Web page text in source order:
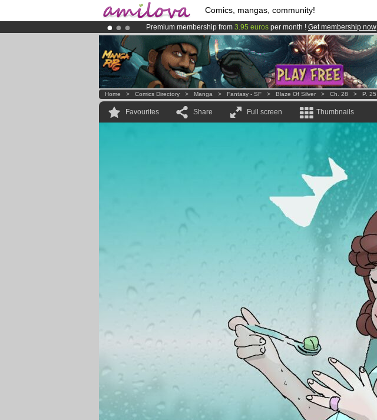
Comics, mangas, community!
Premium membership from 3.95 euros per month ! Get membership now
AmilovaKickstarter is now LIVE!.
Already 100000 membersand 1000 comics & mangas!.
Home > Comics Directory > Manga > Fantasy - SF > Blaze Of Silver > Ch. 28 > P. 25
Favourites Share Full screen Thumbnails